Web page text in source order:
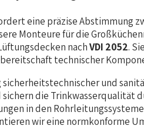
eine präzise Abstimmung
Monteure für die
nachVDI 2052.
technischer
und
die Trinkwasserqualität
in den
wir eine normkonforme